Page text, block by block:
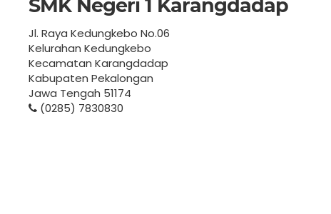
SMK Negeri 1 Karangdadap
Jl. Raya Kedungkebo No.06
Kelurahan Kedungkebo
Kecamatan Karangdadap
Kabupaten Pekalongan
Jawa Tengah 51174
(0285) 7830830